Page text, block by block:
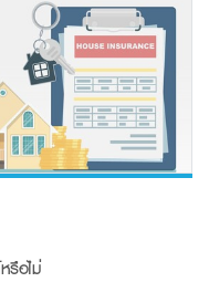
นด้วย ไม่ทำได้หรือไม่